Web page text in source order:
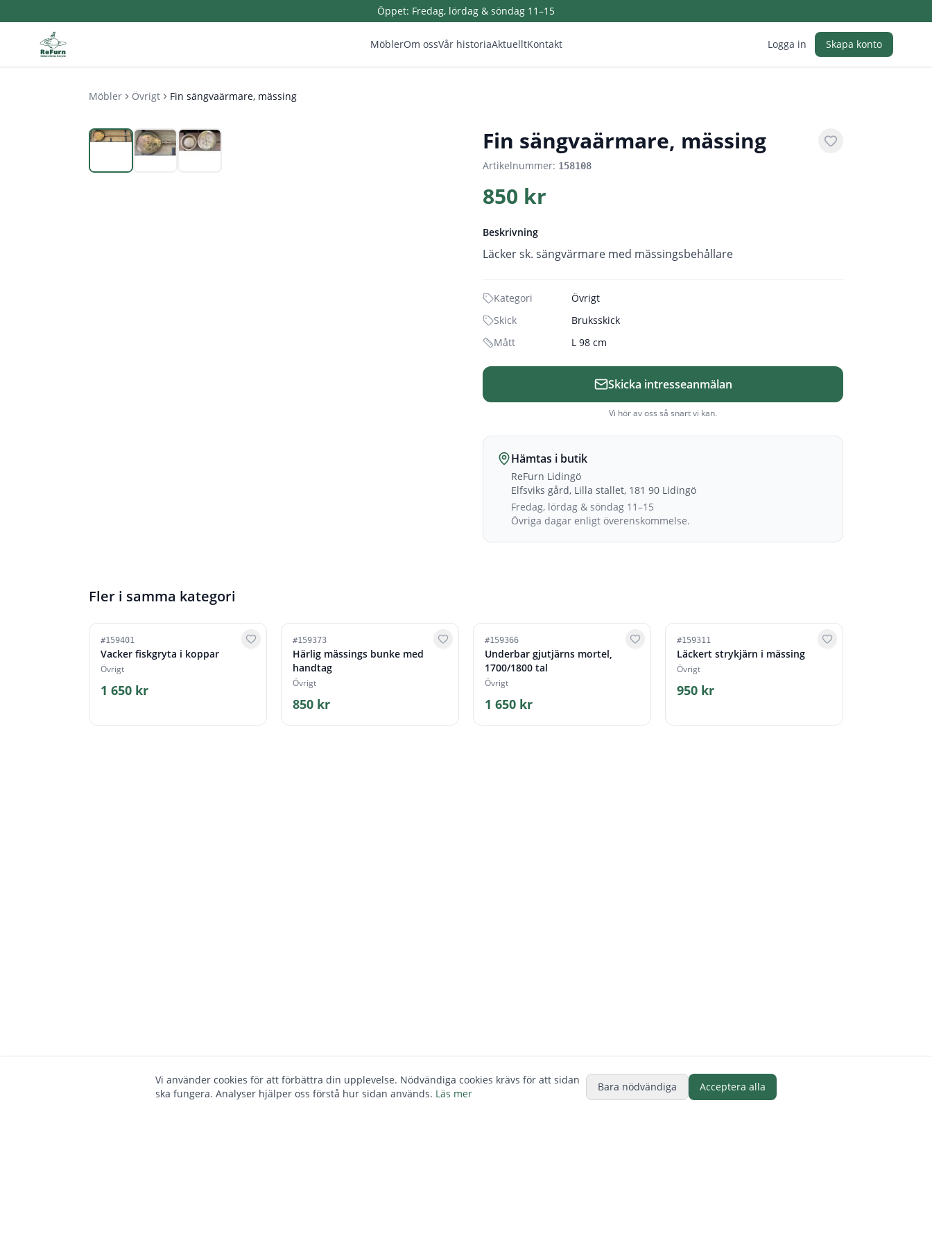
Öppet: Fredag, lördag & söndag 11–15
MöblerOm ossVår historiaAktuelltKontakt Logga in Skapa konto
Möbler Övrigt Fin sängvaärmare, mässing
Fin sängvaärmare, mässing
Artikelnummer: 158108
850 kr
Beskrivning
Läcker sk. sängvärmare med mässingsbehållare
Kategori
Övrigt
Skick
Bruksskick
Mått
L 98 cm
Skicka intresseanmälan
Vi hör av oss så snart vi kan.
Hämtas i butik
ReFurn Lidingö
Elfsviks gård, Lilla stallet, 181 90 Lidingö
Fredag, lördag & söndag 11–15
Övriga dagar enligt överenskommelse.
Fler i samma kategori
#159401
Vacker fiskgryta i koppar
Övrigt
1 650 kr
#159373
Härlig mässings bunke med
handtag
Övrigt
850 kr
#159366
Underbar gjutjärns mortel,
1700/1800 tal
Övrigt
1 650 kr
#159311
Läckert strykjärn i mässing
Övrigt
950 kr
Vi använder cookies för att förbättra din upplevelse. Nödvändiga cookies krävs för att sidan
ska fungera. Analyser hjälper oss förstå hur sidan används. Läs mer
Bara nödvändiga Acceptera alla